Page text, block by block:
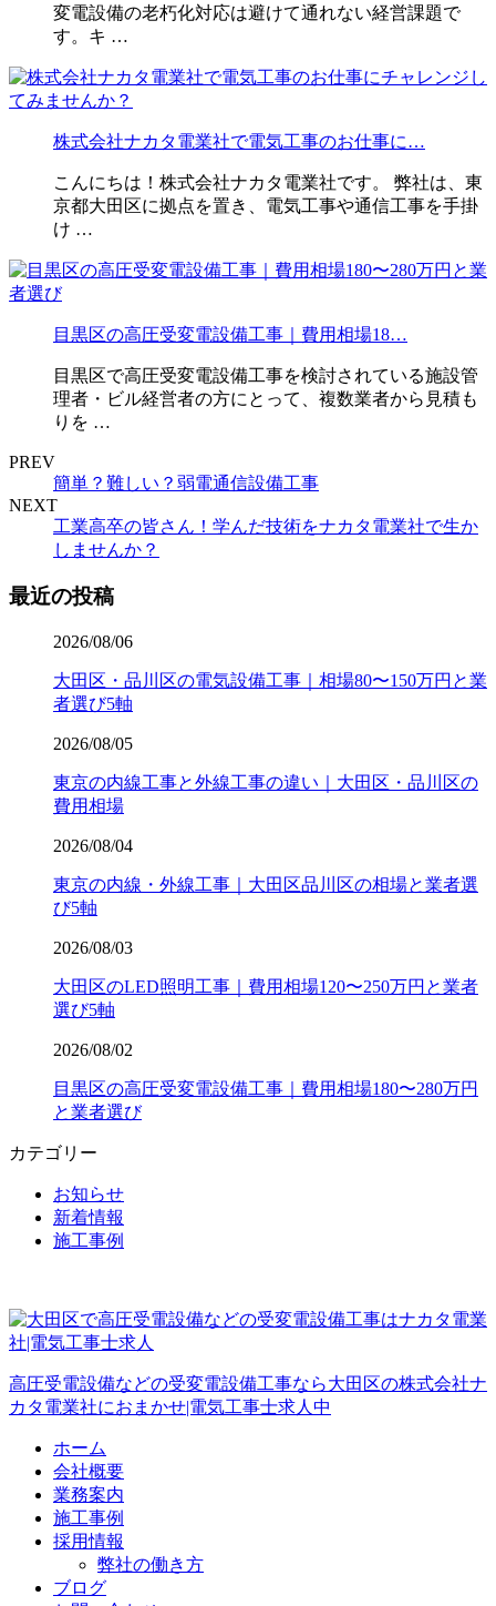
変電設備の老朽化対応は避けて通れない経営課題で
す。キ …
株式会社ナカタ電業社で電気工事のお仕事に…
こんにちは！株式会社ナカタ電業社です。 弊社は、東
京都大田区に拠点を置き、電気工事や通信工事を手掛
け …
目黒区の高圧受変電設備工事｜費用相場18…
目黒区で高圧受変電設備工事を検討されている施設管
理者・ビル経営者の方にとって、複数業者から見積も
りを …
PREV
簡単？難しい？弱電通信設備工事
NEXT
工業高卒の皆さん！学んだ技術をナカタ電業社で生か
しませんか？
最近の投稿
2026/08/06
大田区・品川区の電気設備工事｜相場80〜150万円と業
者選び5軸
2026/08/05
東京の内線工事と外線工事の違い｜大田区・品川区の
費用相場
2026/08/04
東京の内線・外線工事｜大田区品川区の相場と業者選
び5軸
2026/08/03
大田区のLED照明工事｜費用相場120〜250万円と業者
選び5軸
2026/08/02
目黒区の高圧受変電設備工事｜費用相場180〜280万円
と業者選び
カテゴリー
お知らせ
新着情報
施工事例
高圧受電設備などの受変電設備工事なら大田区の株式会社ナ
カタ電業社におまかせ|電気工事士求人中
ホーム
会社概要
業務案内
施工事例
採用情報
弊社の働き方
ブログ